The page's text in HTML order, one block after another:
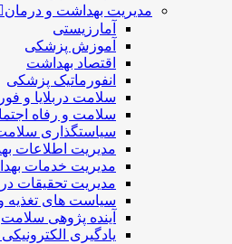
مدیریت بهداشت و درمان
آمارزیستی
آموزش پزشکی
اقتصاد بهداشت
انفورماتیک پزشکی
سلامت دربلايا و
سلامت و رفاه
سیاستگذاری
مدیریت اطلاعات
مدیریت خدمات
مدیریت تحقیقات
سیاست های تغذیه و
آینده پژوهی سلامت
یادگیری